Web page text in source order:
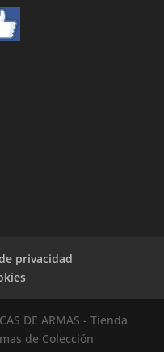
privacidad
DE ARMAS - Tienda
de Colección